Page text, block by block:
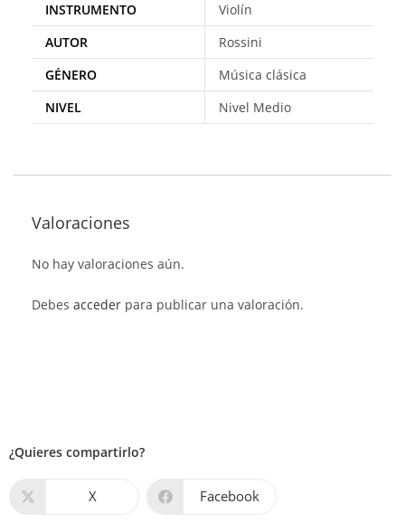
¿Quieres compartirlo?
X Facebook
INSTRUMENTO
Violín
AUTOR
Rossini
GÉNERO
Música clásica
NIVEL
Nivel Medio
Valoraciones
No hay valoraciones aún.
Debes acceder para publicar una valoración.